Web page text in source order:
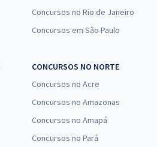
Concursos no Rio de Janeiro
Concursos em São Paulo
CONCURSOS NO NORTE
Concursos no Acre
Concursos no Amazonas
Concursos no Amapá
Concursos no Pará